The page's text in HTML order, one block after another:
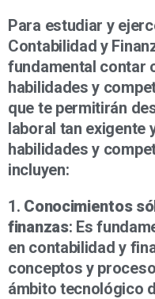
Para estudiar y
Contabilidad y
fundamental contar
habilidades y
que te permitirán
laboral tan exigente
habilidades y
incluyen:
1. Conocimientos
finanzas: Es
en contabilidad y
conceptos y
ámbito tecnológico